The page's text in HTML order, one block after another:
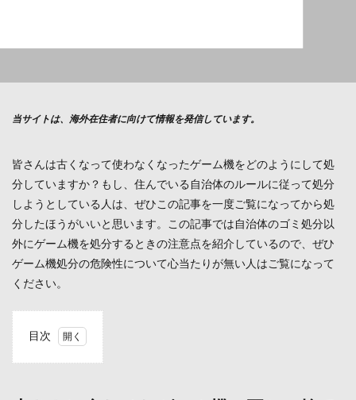
当サイトは、海外在住者に向けて情報を発信しています。
皆さんは古くなって使わなくなったゲーム機をどのようにして処
分していますか？もし、住んでいる自治体のルールに従って処分
しようとしている人は、ぜひこの記事を一度ご覧になってから処
分したほうがいいと思います。この記事では自治体のゴミ処分以
外にゲーム機を処分するときの注意点を紹介しているので、ぜひ
ゲーム機処分の危険性について心当たりが無い人はご覧になって
ください。
目次